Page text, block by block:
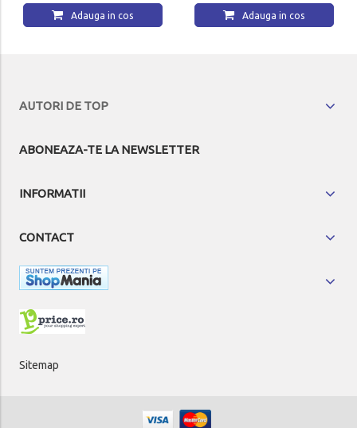
Adauga in cos Adauga in cos
AUTORI DE TOP
ABONEAZA-TE LA NEWSLETTER
INFORMATII
CONTACT
Sitemap